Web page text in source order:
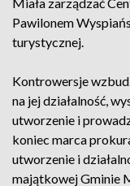
Pawilonem
turystycznej.
Kontrowersje
na jej działalność,
utworzenie i
koniec marca
utworzenie i
majątkowej Gminie